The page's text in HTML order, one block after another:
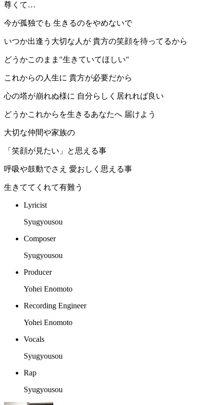
尊くて…
今が孤独でも 生きるのをやめないで
いつか出逢う大切な人が 貴方の笑顔を待ってるから
どうかこのまま"生きていてほしい"
これからの人生に 貴方が必要だから
心の塔が崩れぬ様に 自分らしく居れれば良い
どうかこれからを生きるあなたへ 届けよう
大切な仲間や家族の
「笑顔が見たい」と思える事
呼吸や鼓動でさえ 愛おしく思える事
生きててくれて有難う
Lyricist
Syugyousou
Composer
Syugyousou
Producer
Yohei Enomoto
Recording Engineer
Yohei Enomoto
Vocals
Syugyousou
Rap
Syugyousou